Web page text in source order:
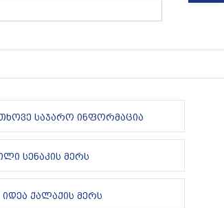
საჯარო ინფორმაცია
სენაკის მერს
იდეა ქალაქის მერს